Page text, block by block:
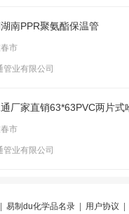
南PPR聚氨酯保温管
市
管业有限公司
厂家直销63*63PVC两片式
市
管业有限公司
易制du化学品名录| 用户协议